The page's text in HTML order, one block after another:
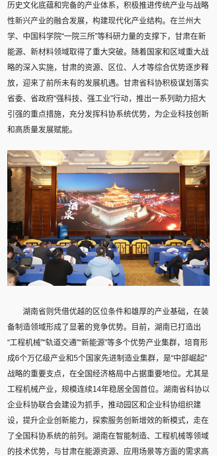
历史文化底蕴和完备的产业体系，积极推进传统产业与战略
性新兴产业的融合发展，构建现代化产业结构。在兰州大
学、中国科学院“一院三所”等科研力量的支撑下，甘肃在新
能源、新材料领域取得了重大突破。随着国家和区域重大战
略的深入实施，甘肃的资源、区位、人才等综合优势逐步释
放，迎来了前所未有的发展机遇。甘肃省科协积极谋划落实
省委、省政府“强科技、强工业”行动，推出一系列助力招大
引强的重点措施，充分发挥科协系统优势，为企业科技创新
和高质量发展赋能。
湖南省则凭借优越的区位条件和雄厚的产业基础，在装
备制造领域形成了显著的竞争优势。目前，湖南已打造出
“工程机械”“轨道交通”“新能源”等多个优势产业集群，培育形
成6个万亿级产业和5个国家先进制造业集群，是“中部崛起”
战略的重要支点，在全国经济格局中占据重要地位。尤其是
工程机械产业，规模连续14年稳居全国首位。湖南省科协以
企业科协联合会建设为抓手，推动园区和企业科协组织建
设，提升企业创新能力，探索服务创新增效的新模式，走在
了全国科协系统的前列。湖南在智能制造、工程机械等领域
的技术优势，与甘肃在能源资源、应用场景等方面的需求高